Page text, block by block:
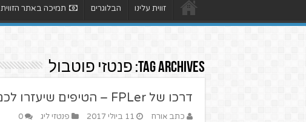
זווית עלינו הבלוגרים תמיכה באתר הזווית
Tag Archives: פנטזי פוטבול
דרכו של FPLer – הטיפים שיעזרו לכם בפנטזי פרמייר ליג
כתב אורח 11 ביולי 2017 פנטזי ליג 0